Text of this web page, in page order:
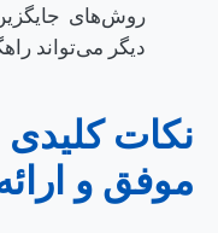
روش‌های
دیگر می‌تواند
نکات
موفق و